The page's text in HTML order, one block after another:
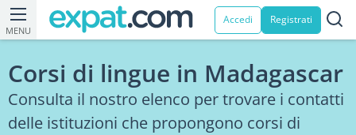
MENU
Accedi Registrati
Corsi di lingue in Madagascar
Consulta il nostro elenco per trovare i contatti
delle istituzioni che propongono corsi di